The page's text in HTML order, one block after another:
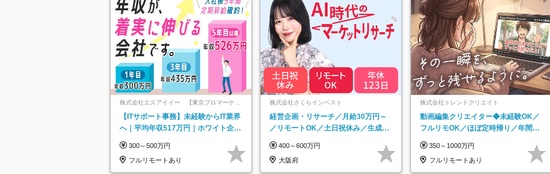
株式会社エスアイイー 【東京プロマーケッ
ト上場】
【ITサポート事務】未経験からIT業界
へ｜平均年収517万円｜ホワイト企業
300～500万円
フルリモートあり
株式会社さくらインベスト
経営企画・リサーチ／月給30万円～
／リモートOK／土日祝休み／生成AI
400～600万円
大阪府
株式会社トレンドクリエイト
動画編集クリエイター◆未経験OK／
フルリモOK／ほぼ定時帰り／年間休
OK
350～1000万円
フルリモートあり